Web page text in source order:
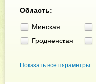
Область:
Минская
Гродненская
Показать все параметры